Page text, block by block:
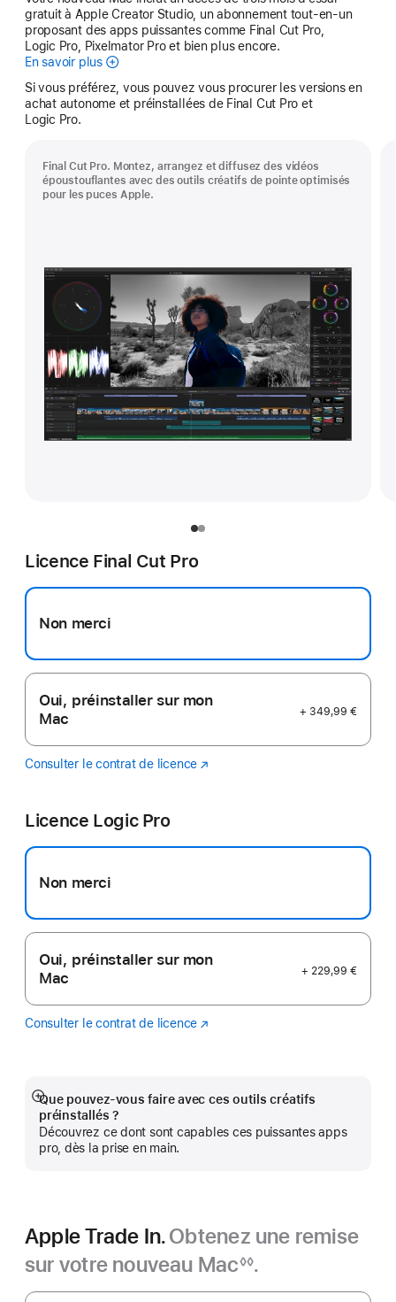
gratuit à Apple Creator Studio, un abonnement tout-en-un
proposant des apps puissantes comme Final Cut Pro,
Logic Pro, Pixelmator Pro et bien plus encore.
En savoir plusApple Creator Studio
Si vous préférez, vous pouvez vous procurer les versions en
achat autonome et préinstallées de Final Cut Pro et
Logic Pro.
Final Cut Pro. Montez, arrangez et diffusez des vidéos
époustouflantes avec des outils créatifs de pointe optimisés
pour les puces Apple.
Licence Final Cut Pro
Non merci
Oui, préinstaller sur mon
Mac
+ 349,99 €
Consulter le contrat de licence Final
(s’ouvre
Licence Logic Pro
Non merci
Oui, préinstaller sur mon
Mac
+ 229,99 €
Consulter le contrat de licence Logic
(s’ouvre
fenêtre)
Que pouvez-vous faire avec ces outils créatifs
préinstallés ?
Découvrez ce dont sont capables ces puissantes apps
pro, dès la prise en main.
Afficher
plus
Apple Trade In.Obtenez une remise
sur votre nouveau Mac
de
◊◊.
Apple